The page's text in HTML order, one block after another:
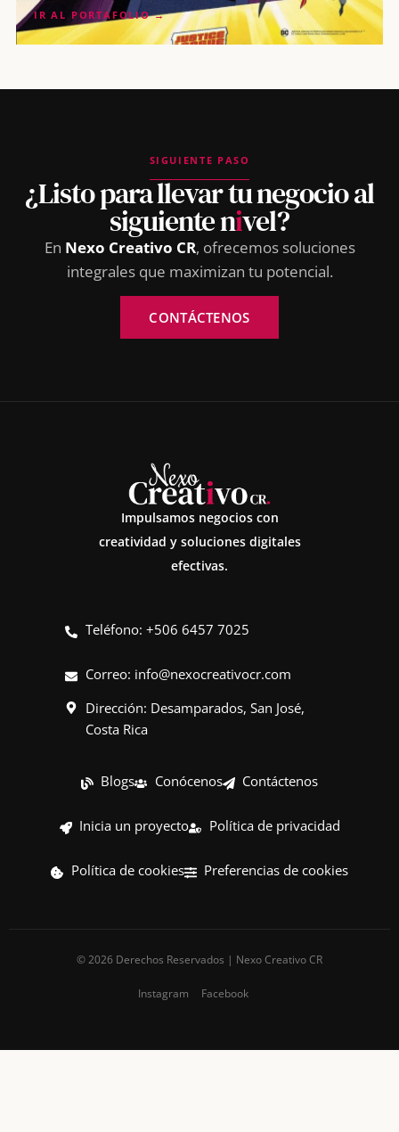
IR AL PORTAFOLIO →
SIGUIENTE PASO
¿Listo para llevar tu negocio al
siguiente nivel?
En Nexo Creativo CR, ofrecemos soluciones
integrales que maximizan tu potencial.
CONTÁCTENOS
Impulsamos negocios con
creatividad y soluciones digitales
efectivas.
Teléfono: +506 6457 7025
Correo: info@nexocreativocr.com
Dirección: Desamparados, San José,
Costa Rica
Blogs Conócenos Contáctenos
Inicia un proyecto Política de privacidad
Política de cookies Preferencias de cookies
© 2026 Derechos Reservados | Nexo Creativo CR
Instagram Facebook